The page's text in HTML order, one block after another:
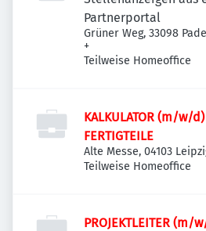
Partnerportal
Grüner Weg, 33098
+
Teilweise Homeoffice
KALKULATOR (m/w/
FERTIGTEILE
Alte Messe, 04103
Teilweise Homeoffice
PROJEKTLEITER (m/